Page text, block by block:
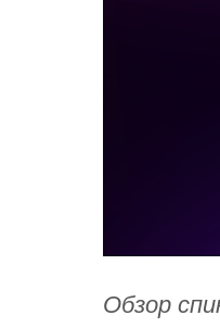
Обзор